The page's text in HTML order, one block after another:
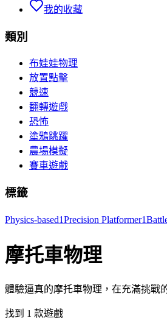
我的收藏
類別
布娃娃物理
放置點擊
競速
翻轉遊戲
恐怖
塗鴉跳躍
農場模擬
賽車遊戲
標籤
Physics-based1Precision Platformer1
摩托車物理
體驗逼真的摩托車物理，在充滿挑戰
找到 1 款遊戲